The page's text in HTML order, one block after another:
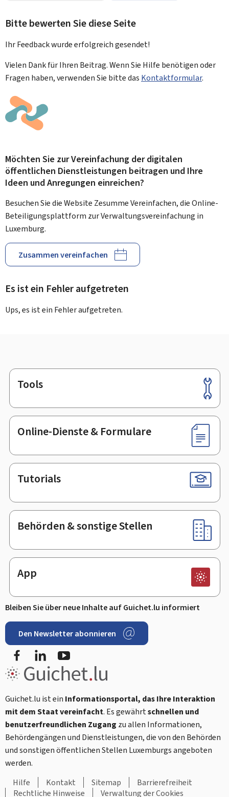
Bitte bewerten Sie diese Seite
Ihr Feedback wurdeerfolgreichgesendet!
Vielen Dank für Ihren Beitrag. Wenn Sie Hilfe benötigen oder
Fragen haben, verwenden Sie bitte das Kontaktformular.
Möchten Sie zur Vereinfachung der digitalen
öffentlichen Dienstleistungen beitragen und Ihre
Ideen und Anregungen einreichen?
Besuchen Sie die Website Zesumme Vereinfachen, die Online-
Beteiligungsplattform zur Verwaltungsvereinfachung in
Luxemburg.
Zusammen vereinfachen
Es ist ein Fehler aufgetreten
Ups, es ist ein Fehler aufgetreten.
Footer
Tools
Online-Dienste & Formulare
Tutorials
Behörden & sonstige Stellen
App
Bleiben Sie über neue Inhalte auf Guichet.lu informiert
Den Newsletter abonnieren
FacebookLinkedIn
Guichet.lu ist ein Informationsportal, das Ihre Interaktion
mit dem Staat vereinfacht. Es gewährtschnellen und
benutzerfreundlichen Zugang zu allen Informationen,
Behördengängen und Dienstleistungen, die von den Behörden
und sonstigen öffentlichen Stellen Luxemburgs angeboten
werden.
Hilfe
Kontakt Sitemap
Barrierefreiheit
Rechtliche Hinweise
Verwaltung der Cookies